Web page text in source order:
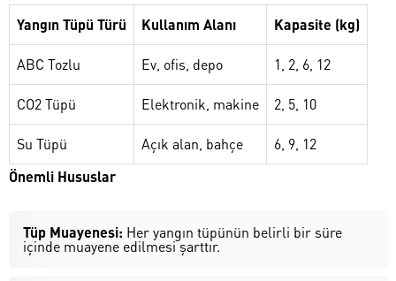
Yangın Tüpü Türü Kullanım Alanı Kapasite (kg)
ABC Tozlu Ev, ofis, depo 1, 2, 6, 12
CO2 Tüpü Elektronik, makine 2, 5, 10
Su Tüpü Açık alan, bahçe
6, 9, 12
Önemli Hususlar
Tüp Muayenesi: Her yangın tüpünün belirli bir süre
içinde muayene edilmesi şarttır.